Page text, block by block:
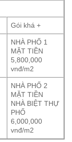
Gói khá +
NHÀ PHỐ 1
MẶT TIỀN
5,800,000
vnđ/m2
NHÀ PHỐ 2
MẶT TIỀN
NHÀ BIỆT THỰ
PHỐ
6,000,000
vnđ/m2